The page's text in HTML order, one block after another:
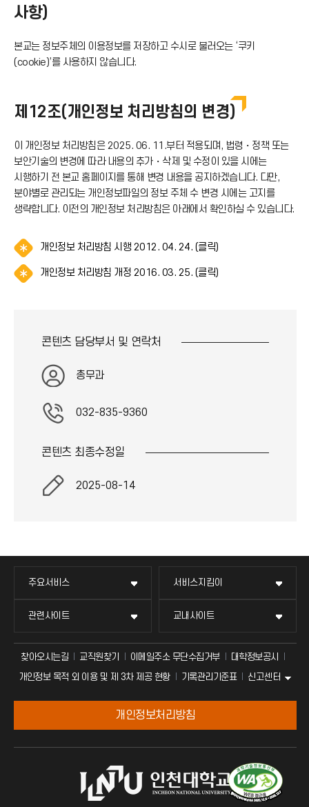
사항)
본교는 정보주체의 이용정보를 저장하고 수시로 불러오는 ‘쿠키
(cookie)’를 사용하지 않습니다.
제12조(개인정보 처리방침의 변경)
이 개인정보 처리방침은 2025. 06. 11.부터 적용되며, 법령・정책 또는
보안기술의 변경에 따라 내용의 추가・삭제 및 수정이 있을 시에는
시행하기 전 본교 홈페이지를 통해 변경 내용을 공지하겠습니다. 다만,
분야별로 관리되는 개인정보파일의 정보 주체 수 변경 시에는 고지를
생략합니다. 이전의 개인정보 처리방침은 아래에서 확인하실 수 있습니다.
개인정보 처리방침 시행 2012. 04. 24. (클릭)알
(
개인정보 처리방침 개정 2016. 03. 25. (클릭)알
이
콘텐츠 담당부서 및 연락처
총무과
032-835-9360
콘텐츠 최종수정일
2025-08-14
주요서비스 서비스지킴이
관련사이트 교내사이트
찾아오시는길 교직원찾기 이메일주소 무단수집거부
대학정보공시
개인정보 목적 외 이용 및 제 3차 제공 현황
기록관리기준표 신고센터
개인정보처리방침